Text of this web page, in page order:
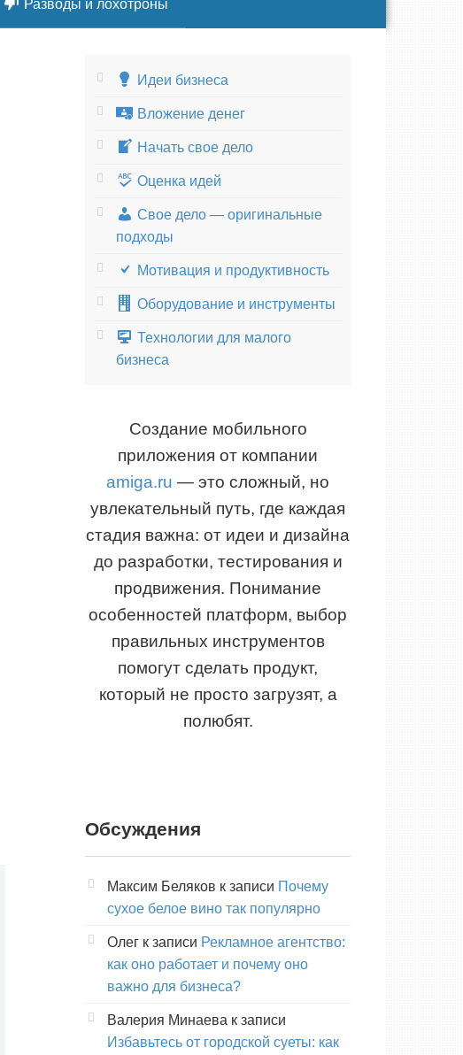
Разводы и лохотроны
Идеи бизнеса
Вложение денег
Начать свое дело
Оценка идей
Свое дело — оригинальные
подходы
Мотивация и продуктивность
Оборудование и инструменты
Технологии для малого
бизнеса
Создание мобильного
приложения от компании
amiga.ru — это сложный, но
увлекательный путь, где каждая
стадия важна: от идеи и дизайна
до разработки, тестирования и
продвижения. Понимание
особенностей платформ, выбор
правильных инструментов
помогут сделать продукт,
который не просто загрузят, а
полюбят.
Обсуждения
Максим Беляков к записи Почему
сухое белое вино так популярно
Олег к записи Рекламное агентство:
как оно работает и почему оно
важно для бизнеса?
Валерия Минаева к записи
Избавьтесь от городской суеты: как